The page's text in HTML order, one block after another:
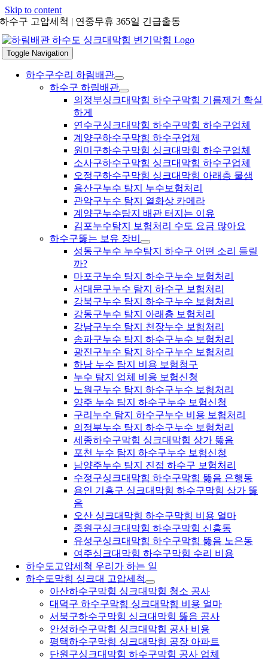
Skip to content
하수구 고압세척 | 연중무휴 365일 긴급출동
Toggle Navigation
하수구수리 하림배관
하수구 하림배관
의정부싱크대막힘 하수구막힘 기름제거 확실
하게
연수구싱크대막힘 하수구막힘 하수구업체
계양구하수구막힘 하수구업체
원미구하수구막힘 싱크대막힘 하수구업체
소사구하수구막힘 싱크대막힘 하수구업체
오정구하수구막힘 싱크대막힘 아래층 물샘
용산구누수 탐지 누수보험처리
관악구누수 탐지 열화상 카메라
계양구누수탐지 배관 터지는 이유
김포누수탐지 보험처리 수도 요금 많아요
하수구뚫는 보유 장비
성동구누수 누수탐지 하수구 어떤 소리 들릴
까?
마포구누수 탐지 하수구누수 보험처리
서대문구누수 탐지 하수구 보험처리
강북구누수 탐지 하수구누수 보험처리
강동구누수 탐지 아래층 보험처리
강남구누수 탐지 천장누수 보험처리
송파구누수 탐지 하수구누수 보험처리
광진구누수 탐지 하수구누수 보험처리
하남 누수 탐지 비용 보험청구
누수 탐지 업체 비용 보험신청
노원구누수 탐지 하수구누수 보험처리
양주 누수 탐지 하수구누수 보험신청
구리누수 탐지 하수구누수 비용 보험처리
의정부누수 탐지 하수구누수 보험처리
세종하수구막힘 싱크대막힘 상가 뚫음
포천 누수 탐지 하수구누수 보험신청
남양주누수 탐지 진접 하수구 보험처리
수정구싱크대막힘 하수구막힘 뚫음 은행동
용인 기흥구 싱크대막힘 하수구막힘 상가 뚫
음
오산 싱크대막힘 하수구막힘 비용 얼마
중원구싱크대막힘 하수구막힘 신흥동
유성구싱크대막힘 하수구막힘 뚫음 노은동
여주싱크대막힘 하수구막힘 수리 비용
하수도고압세척 우리가 하는 일
하수도막힘 싱크대 고압세척
아산하수구막힘 싱크대막힘 청소 공사
대덕구 하수구막힘 싱크대막힘 비용 얼마
서북구하수구막힘 싱크대막힘 뚫음 공사
안성하수구막힘 싱크대막힘 공사 비용
평택하수구막힘 싱크대막힘 공장 아파트
단원구싱크대막힘 하수구막힘 공사 업체